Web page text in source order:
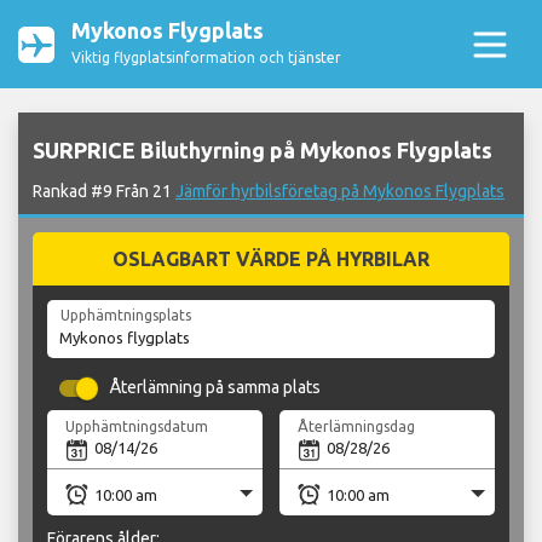
Mykonos Flygplats
Viktig flygplatsinformation och tjänster
SURPRICE Biluthyrning på Mykonos Flygplats
Rankad #9 Från 21 Jämför hyrbilsföretag på Mykonos Flygplats
OSLAGBART VÄRDE PÅ HYRBILAR
Upphämtningsplats
Återlämning på samma plats
Upphämtningsdatum Återlämningsdag